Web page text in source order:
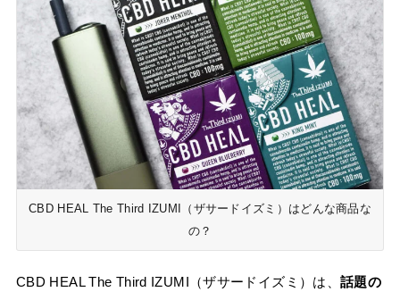
CBD HEAL The Third IZUMI（ザサードイズミ）はどんな商品な
の？
CBD HEAL The Third IZUMI（ザサードイズミ）は、話題の